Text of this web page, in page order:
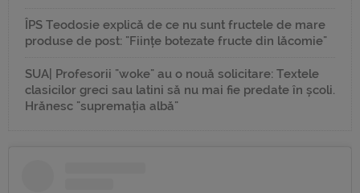
ÎPS Teodosie explică de ce nu sunt fructele de mare
produse de post: "Ființe botezate fructe din lăcomie"
SUA| Profesorii "woke" au o nouă solicitare: Textele
clasicilor greci sau latini să nu mai fie predate în școli.
Hrănesc "supremația albă"